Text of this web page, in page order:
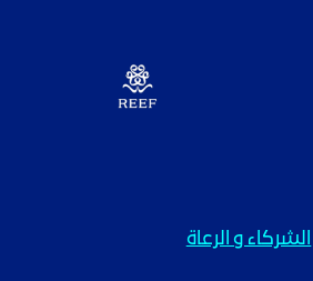
الشركاء و الرعاة